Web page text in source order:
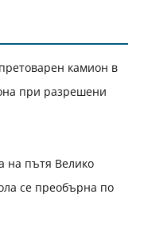
камион в
при разрешени
на пътя Велико
се преобърна по